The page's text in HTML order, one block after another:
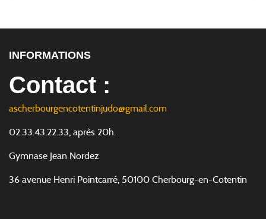
INFORMATIONS
Contact :
ascherbourgencotentinjudo@gmail.com
02.33.43.22.33, après 20h.
Gymnase Jean Nordez
36 avenue Henri Pointcarré, 50100 Cherbourg-en-Cotentin